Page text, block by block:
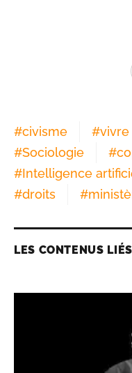
#civisme #vivre
#Sociologie #
#Intelligence
#droits #
LES CONTENUS LIÉS